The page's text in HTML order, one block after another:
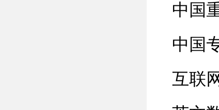
中国
中国
互联